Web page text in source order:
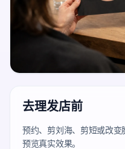
去理发店前
预约、剪刘海、剪短或改
预览真实效果。